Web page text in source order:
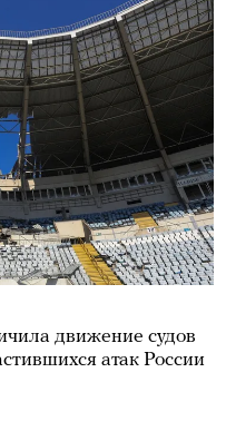
движение судов
атак России